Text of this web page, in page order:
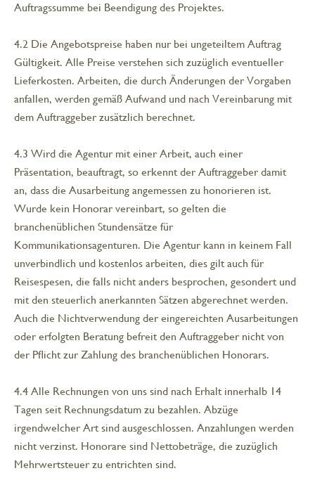
Auftragssumme bei Beendigung des Projektes.
4.2 Die Angebotspreise haben nur bei ungeteiltem Auftrag
Gültigkeit. Alle Preise verstehen sich zuzüglich eventueller
Lieferkosten. Arbeiten, die durch Änderungen der Vorgaben
anfallen, werden gemäß Aufwand und nach Vereinbarung mit
dem Auftraggeber zusätzlich berechnet.
4.3 Wird die Agentur mit einer Arbeit, auch einer
Präsentation, beauftragt, so erkennt der Auftraggeber damit
an, dass die Ausarbeitung angemessen zu honorieren ist.
Wurde kein Honorar vereinbart, so gelten die
branchenüblichen Stundensätze für
Kommunikationsagenturen. Die Agentur kann in keinem Fall
unverbindlich und kostenlos arbeiten, dies gilt auch für
Reisespesen, die falls nicht anders besprochen, gesondert und
mit den steuerlich anerkannten Sätzen abgerechnet werden.
Auch die Nichtverwendung der eingereichten Ausarbeitungen
oder erfolgten Beratung befreit den Auftraggeber nicht von
der Pflicht zur Zahlung des branchenüblichen Honorars.
4.4 Alle Rechnungen von uns sind nach Erhalt innerhalb 14
Tagen seit Rechnungsdatum zu bezahlen. Abzüge
irgendwelcher Art sind ausgeschlossen. Anzahlungen werden
nicht verzinst. Honorare sind Nettobeträge, die zuzüglich
Mehrwertsteuer zu entrichten sind.